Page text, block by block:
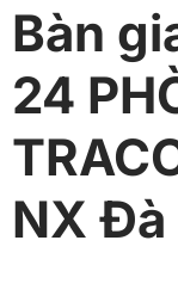
Bàn
24
NX Đà